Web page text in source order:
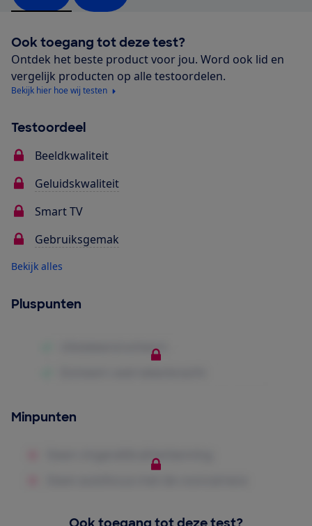
Ook toegang tot deze test?
Ontdek het beste product voor jou. Word ook lid en
vergelijk producten op alle testoordelen.
Bekijk hier hoe wij testen
Testoordeel
Beeldkwaliteit
Geluidskwaliteit
Smart TV
Gebruiksgemak
Bekijk alles
Pluspunten
Minpunten